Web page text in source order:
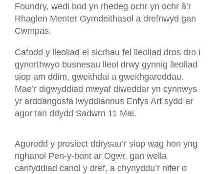
Foundry, wedi bod yn rhedeg ochr yn ochr â’r
Rhaglen Menter Gymdeithasol a drefnwyd gan
Cwmpas.
Cafodd y lleoliad ei sicrhau fel lleoliad dros dro i
gynorthwyo busnesau lleol drwy gynnig lleoliad
siop am ddim, gweithdai a gweithgareddau.
Mae’r digwyddiad mwyaf diweddar yn cynnwys
yr arddangosfa lwyddiannus Enfys Art sydd ar
agor tan ddydd Sadwrn 11 Mai.
Agorodd y prosiect ddrysau’r siop wag hon yng
nghanol Pen-y-bont ar Ogwr, gan wella
canfyddiad canol y dref, a chynyddu’r nifer o